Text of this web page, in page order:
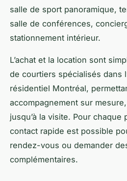
salle de sport panoramique,
salle de conférences,
stationnement intérieur.
L’achat et la location sont
de courtiers spécialisés dans
résidentiel Montréal,
accompagnement sur
jusqu’à la visite. Pour
contact rapide est possible
rendez-vous ou demander
complémentaires.